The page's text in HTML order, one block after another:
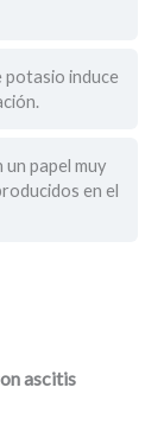
potasio induce
papel muy
en el
ascitis